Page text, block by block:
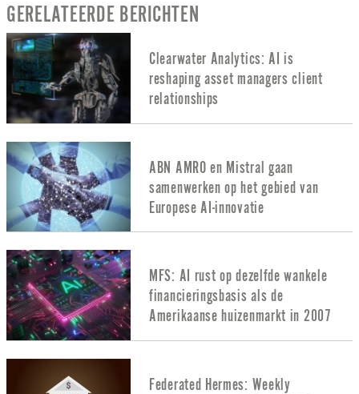
GERELATEERDE BERICHTEN
Clearwater Analytics: AI is
reshaping asset managers client
relationships
ABN AMRO en Mistral gaan
samenwerken op het gebied van
Europese AI-innovatie
MFS: AI rust op dezelfde wankele
financieringsbasis als de
Amerikaanse huizenmarkt in 2007
Federated Hermes: Weekly